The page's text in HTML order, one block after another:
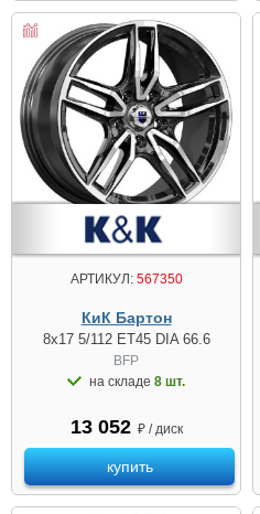
АРТИКУЛ:567350
КиК Бартон
8x17 5/112 ET45 DIA 66.6
BFP
на складе 8 шт.
13 052 ₽ / диск
купить